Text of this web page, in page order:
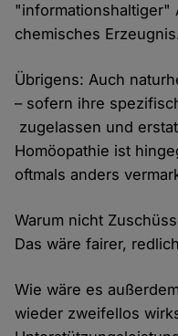
"informationshaltiger"
chemisches
Übrigens: Auch
– sofern ihre
zugelassen und
Homöopathie ist
oftmals anders
Warum nicht
Das wäre fairer,
Wie wäre es
wieder zweifellos